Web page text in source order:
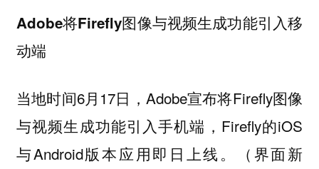
Adobe将Firefly图像与视频生成功能引入移
动端
当地时间6月17日，Adobe宣布将Firefly图像
与视频生成功能引入手机端，Firefly的iOS
与Android版本应用即日上线。（界面新